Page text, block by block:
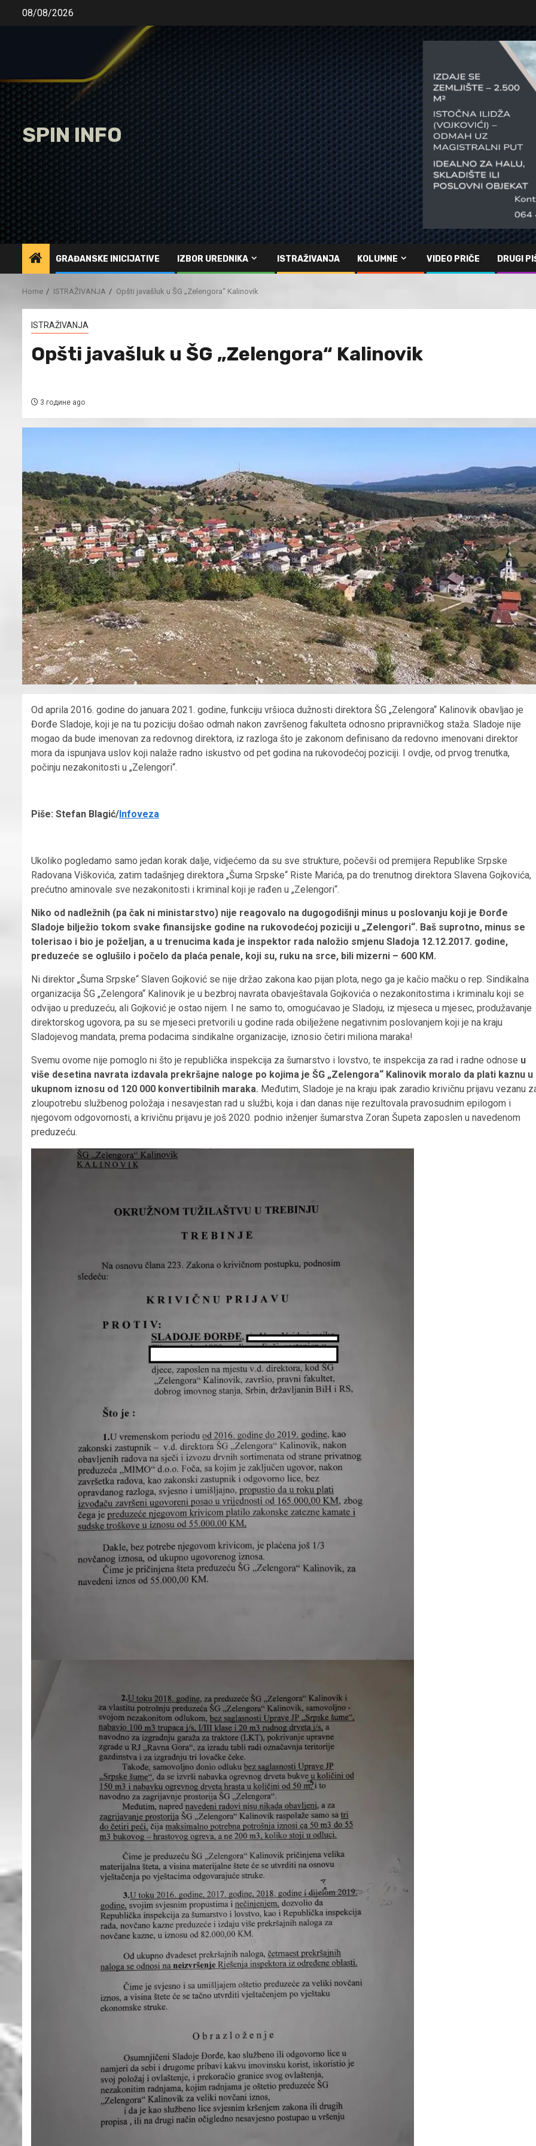
08/08/2026
SPIN INFO
GRAĐANSKE INICIJATIVE IZBOR UREDNIKA ISTRAŽIVANJA KOLUMNE VIDEO PRIČE DRUGI
Home ISTRAŽIVANJA Opšti javašluk u ŠG „Zelengora“ Kalinovik
ISTRAŽIVANJA
Opšti javašluk u ŠG „Zelengora“ Kalinovik
3 године ago
Od aprila 2016. godine do januara 2021. godine, funkciju vršioca dužnosti direktora ŠG „Zelengora“ Kalinovik obavljao je
Đorđe Sladoje, koji je na tu poziciju došao odmah nakon završenog fakulteta odnosno pripravničkog staža. Sladoje nije
mogao da bude imenovan za redovnog direktora, iz razloga što je zakonom definisano da redovno imenovani direktor
mora da ispunjava uslov koji nalaže radno iskustvo od pet godina na rukovodećoj poziciji. I ovdje, od prvog trenutka,
počinju nezakonitosti u „Zelengori“.
Piše: Stefan Blagić/ Infoveza
Ukoliko pogledamo samo jedan korak dalje, vidjećemo da su sve strukture, počevši od premijera Republike Srpske
Radovana Viškovića, zatim tadašnjeg direktora „Šuma Srpske“ Riste Marića, pa do trenutnog direktora Slavena Gojkovića,
prećutno aminovale sve nezakonitosti i kriminal koji je rađen u „Zelengori“.
Niko od nadležnih (pa čak ni ministarstvo) nije reagovalo na dugogodišnji minus u poslovanju koji je Đorđe
Sladoje bilježio tokom svake finansijske godine na rukovodećoj poziciji u „Zelengori“. Baš suprotno, minus se
tolerisao i bio je poželjan, a u trenucima kada je inspektor rada naložio smjenu Sladoja 12.12.2017. godine,
preduzeće se oglušilo i počelo da plaća penale, koji su, ruku na srce, bili mizerni – 600 KM.
Ni direktor „Šuma Srpske“ Slaven Gojković se nije držao zakona kao pijan plota, nego ga je kačio mačku o rep. Sindikalna
organizacija ŠG „Zelengora“ Kalinovik je u bezbroj navrata obavještavala Gojkovića o nezakonitostima i kriminalu koji se
odvijao u preduzeću, ali Gojković je ostao nijem. I ne samo to, omogućavao je Sladoju, iz mjeseca u mjesec, produžavanje
direktorskog ugovora, pa su se mjeseci pretvorili u godine rada obilježene negativnim poslovanjem koji je na kraju
Sladojevog mandata, prema podacima sindikalne organizacije, iznosio četiri miliona maraka!
Svemu ovome nije pomoglo ni što je republička inspekcija za šumarstvo i lovstvo, te inspekcija za rad i radne odnose u
više desetina navrata izdavala prekršajne naloge po kojima je ŠG „Zelengora“ Kalinovik moralo da plati kaznu u
ukupnom iznosu od 120 000 konvertibilnih maraka. Međutim, Sladoje je na kraju ipak zaradio krivičnu prijavu vezanu
zloupotrebu službenog položaja i nesavjestan rad u službi, koja i dan danas nije rezultovala pravosudnim epilogom i
njegovom odgovornosti, a krivičnu prijavu je još 2020. podnio inženjer šumarstva Zoran Šupeta zaposlen u navedenom
preduzeću.